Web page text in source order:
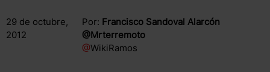
29 de octubre,
2012
Por: Francisco Sandoval Alarcón
@Mrterremoto
@WikiRamos